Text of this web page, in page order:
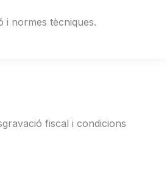
i normes tècniques.
fiscal i condicions